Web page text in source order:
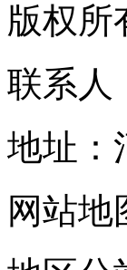
版权所
联系人
地址：
网站地